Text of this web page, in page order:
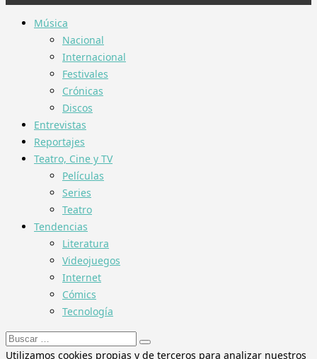
Música
Nacional
Internacional
Festivales
Crónicas
Discos
Entrevistas
Reportajes
Teatro, Cine y TV
Películas
Series
Teatro
Tendencias
Literatura
Videojuegos
Internet
Cómics
Tecnología
Buscar:
Utilizamos cookies propias y de terceros para analizar nuestros